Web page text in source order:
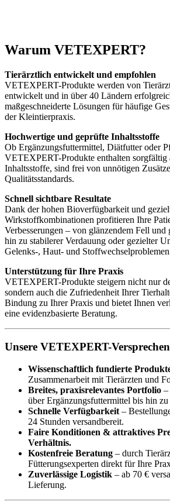
Warum VETEXPERT?
Tierärztlich entwickelt und empfohlen
VETEXPERT-Produkte werden von
entwickelt und in über 40 Ländern
maßgeschneiderte Lösungen für häufige
der Kleintierpraxis.
Hochwertige und geprüfte Inhaltsstoffe
Ob Ergänzungsfuttermittel, Diätfutter oder
VETEXPERT-Produkte enthalten sorgfältig
Inhaltsstoffe, sind frei von unnötigen
Qualitätsstandards.
Schnell sichtbare Resultate
Dank der hohen Bioverfügbarkeit und
Wirkstoffkombinationen profitieren Ihre
Verbesserungen – von glänzendem Fell und
hin zu stabilerer Verdauung oder gezielter
Gelenks-, Haut- und
Unterstützung für Ihre Praxis
VETEXPERT-Produkte steigern nicht nur
sondern auch die Zufriedenheit Ihrer
Bindung zu Ihrer Praxis und bietet Ihnen
eine evidenzbasierte Beratung.
Unsere VETEXPERT-
Wissenschaftlich fundierte
Zusammenarbeit mit Tierärzten und
Breites, praxisrelevantes Portfolio –
über Ergänzungsfuttermittel bis hin
Schnelle Verfügbarkeit–
24 Stunden versandbereit.
Faire Konditionen & attraktives
Verhältnis.
Kostenfreie Beratung – durch
Fütterungsexperten direkt für Ihre
Zuverlässige Logistik – ab 70 €
Lieferung.